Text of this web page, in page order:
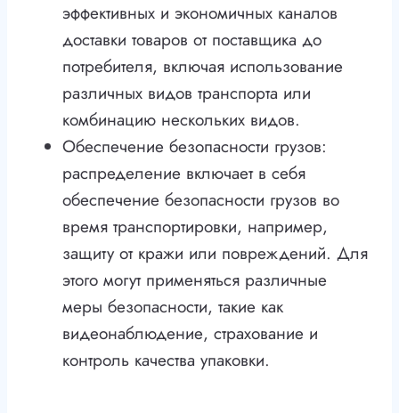
эффективных и экономичных каналов
доставки товаров от поставщика до
потребителя, включая использование
различных видов транспорта или
комбинацию нескольких видов.
Обеспечение безопасности грузов:
распределение включает в себя
обеспечение безопасности грузов во
время транспортировки, например,
защиту от кражи или повреждений. Для
этого могут применяться различные
меры безопасности, такие как
видеонаблюдение, страхование и
контроль качества упаковки.